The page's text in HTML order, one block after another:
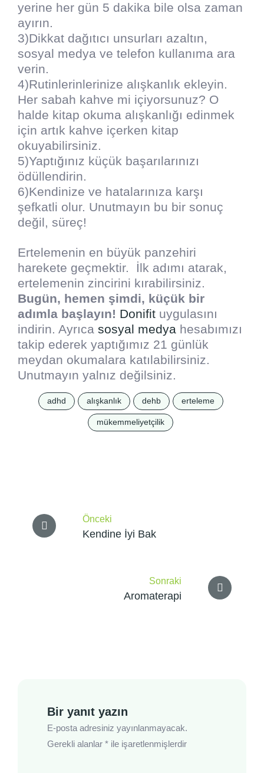
yerine her gün 5 dakika bile olsa zaman
ayırın.
3)Dikkat dağıtıcı unsurları azaltın,
sosyal medya ve telefon kullanıma ara
verin.
4)Rutinlerinlerinize alışkanlık ekleyin.
Her sabah kahve mi içiyorsunuz? O
halde kitap okuma alışkanlığı edinmek
için artık kahve içerken kitap
okuyabilirsiniz.
5)Yaptığınız küçük başarılarınızı
ödüllendirin.
6)Kendinize ve hatalarınıza karşı
şefkatli olur. Unutmayın bu bir sonuç
değil, süreç!
Ertelemenin en büyük panzehiri
harekete geçmektir. İlk adımı atarak,
ertelemenin zincirini kırabilirsiniz.
Bugün, hemen şimdi, küçük bir
adımla başlayın! Donifit uygulasını
indirin. Ayrıca sosyal medya hesabımızı
takip ederek yaptığımız 21 günlük
meydan okumalara katılabilirsiniz.
Unutmayın yalnız değilsiniz.
adhd alışkanlık dehb erteleme
mükemmeliyetçilik
gezinmesi
Önceki
Kendine İyi Bak
Sonraki
Aromaterapi
Bir yanıt yazın
E-posta adresiniz yayınlanmayacak.
Gerekli alanlar * ile işaretlenmişlerdir